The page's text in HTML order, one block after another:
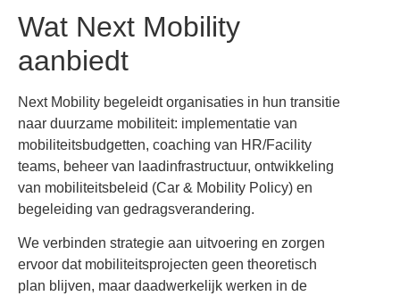
Wat Next Mobility
aanbiedt
Next Mobility begeleidt organisaties in hun transitie
naar duurzame mobiliteit: implementatie van
mobiliteitsbudgetten, coaching van HR/Facility
teams, beheer van laadinfrastructuur, ontwikkeling
van mobiliteitsbeleid (Car & Mobility Policy) en
begeleiding van gedragsverandering.
We verbinden strategie aan uitvoering en zorgen
ervoor dat mobiliteitsprojecten geen theoretisch
plan blijven, maar daadwerkelijk werken in de